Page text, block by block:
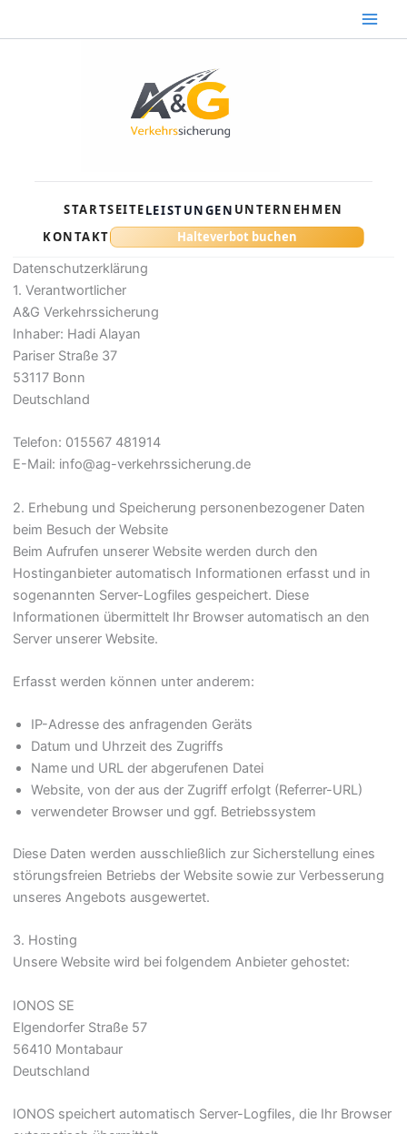
STARTSEITELEISTUNGEN UNTERNEHMEN
KONTAKT
Halteverbot buchen
Datenschutzerklärung
1. Verantwortlicher
A&G Verkehrssicherung
Inhaber: Hadi Alayan
Pariser Straße 37
53117 Bonn
Deutschland
Telefon: 015567 481914
E-Mail: info@ag-verkehrssicherung.de
2. Erhebung und Speicherung personenbezogener Daten
beim Besuch der Website
Beim Aufrufen unserer Website werden durch den
Hostinganbieter automatisch Informationen erfasst und in
sogenannten Server-Logfiles gespeichert. Diese
Informationen übermittelt Ihr Browser automatisch an den
Server unserer Website.
Erfasst werden können unter anderem:
IP-Adresse des anfragenden Geräts
Datum und Uhrzeit des Zugriffs
Name und URL der abgerufenen Datei
Website, von der aus der Zugriff erfolgt (Referrer-URL)
verwendeter Browser und ggf. Betriebssystem
Diese Daten werden ausschließlich zur Sicherstellung eines
störungsfreien Betriebs der Website sowie zur Verbesserung
unseres Angebots ausgewertet.
3. Hosting
Unsere Website wird bei folgendem Anbieter gehostet:
IONOS SE
Elgendorfer Straße 57
56410 Montabaur
Deutschland
IONOS speichert automatisch Server-Logfiles, die Ihr Browser